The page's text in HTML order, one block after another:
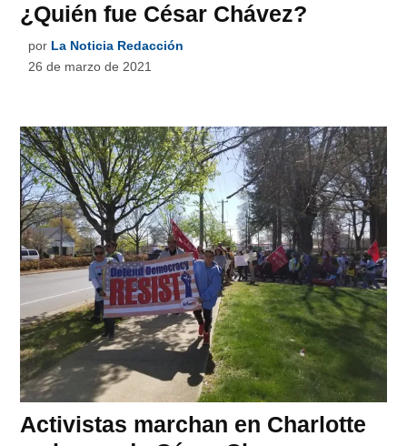
¿Quién fue César Chávez?
por La Noticia Redacción
26 de marzo de 2021
Activistas marchan en Charlotte